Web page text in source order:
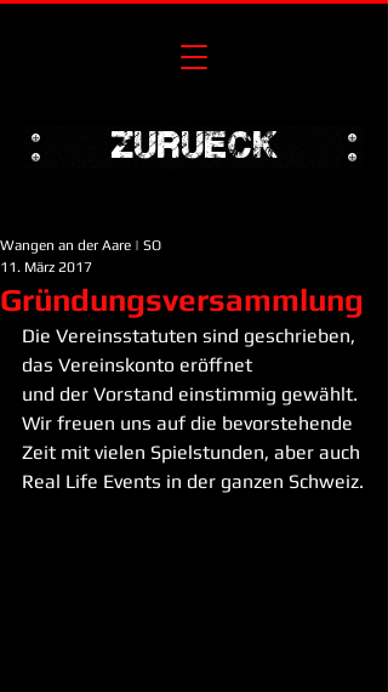
zurueck
Gründungsversammlung
Wangen an der Aare | SO
11. März 2017
Die Vereinsstatuten sind geschrieben,
das Vereinskonto eröffnet
und der Vorstand einstimmig gewählt.
Wir freuen uns auf die bevorstehende
Zeit mit vielen Spielstunden, aber auch
Real Life Events in der ganzen Schweiz.